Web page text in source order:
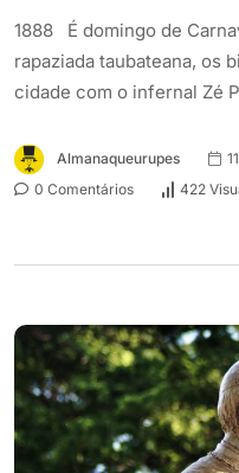
1888 É domingo de
rapaziada taubateana, os
cidade com o infernal Zé
Almanaqueurupes
0 Comentários
422